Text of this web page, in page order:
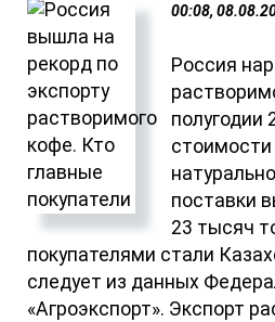
00:08,
Россия
полугодии
поставки
23 тысяч
покупателями стали
следует из данных
«Агроэкспорт». Экспорт